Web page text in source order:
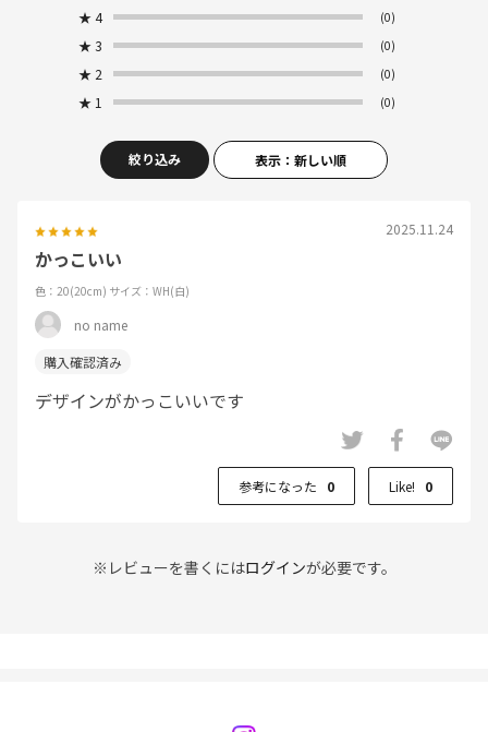
★ 4 (0)
★ 3 (0)
★ 2 (0)
★ 1 (0)
絞り込み 表示：新しい順
2025.11.24
かっこいい
色：20(20cm) サイズ：WH(白)
no name
デザインがかっこいいです
参考になった 0 Like! 0
※レビューを書くにはログインが必要です。